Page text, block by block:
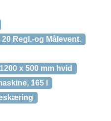
20 Regl.-og Målevent.
x 500 mm hvid
165 l